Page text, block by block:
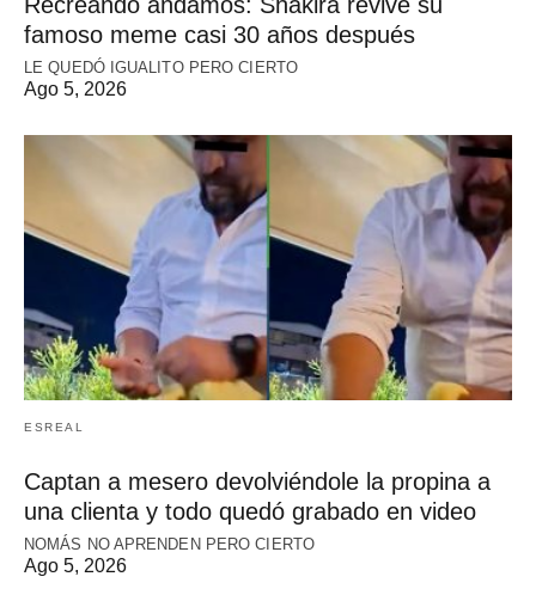
famoso meme casi 30 años después
LE QUEDÓ IGUALITO PERO CIERTO
Ago 5, 2026
ESREAL
Captan a mesero devolviéndole la propina a
una clienta y todo quedó grabado en video
NOMÁS NO APRENDEN PERO CIERTO
Ago 5, 2026